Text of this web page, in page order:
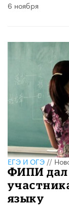
6 ноября
ЕГЭ И ОГЭ//
ФИПИ дал
языку